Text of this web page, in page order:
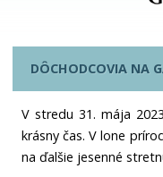
DÔCHODCOVIA NA
V stredu 31. mája
krásny čas. V lone
na ďalšie jesenné